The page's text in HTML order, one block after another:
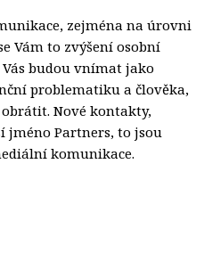
zejména na úrovni
Vám to zvýšení osobní
budou vnímat jako
problematiku a člověka,
Nové kontakty,
jméno Partners, to jsou
komunikace.